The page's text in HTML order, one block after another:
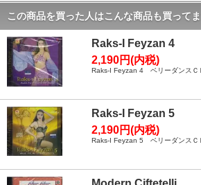
この商品を買った人はこんな商品も買って
Raks-I Feyzan 4
2,190円(内税)
Raks-I Feyzan 4 ベリーダンスＣ
Raks-I Feyzan 5
2,190円(内税)
Raks-I Feyzan 5 ベリーダンスＣ